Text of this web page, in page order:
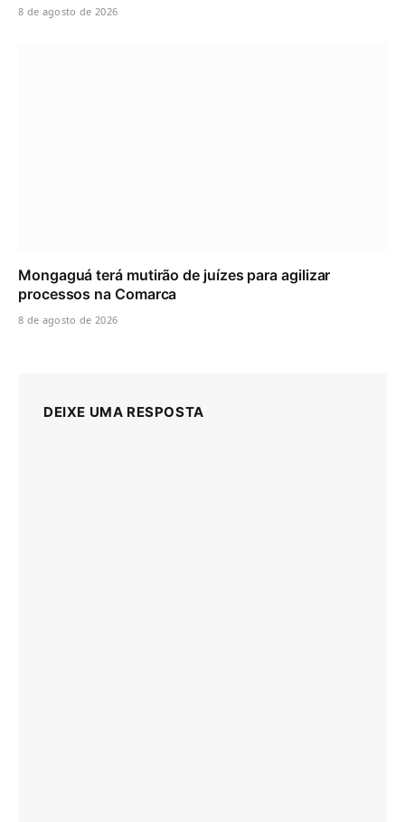
8 de agosto de 2026
Mongaguá terá mutirão de juízes para agilizar
processos na Comarca
8 de agosto de 2026
DEIXE UMA RESPOSTA